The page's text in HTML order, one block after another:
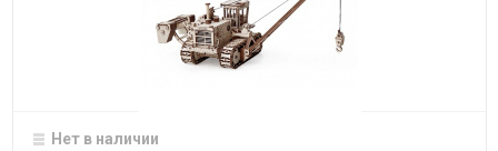
Нет в наличии